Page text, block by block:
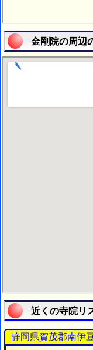
金剛院の周辺
近くの寺院リ
静岡県賀茂郡南伊